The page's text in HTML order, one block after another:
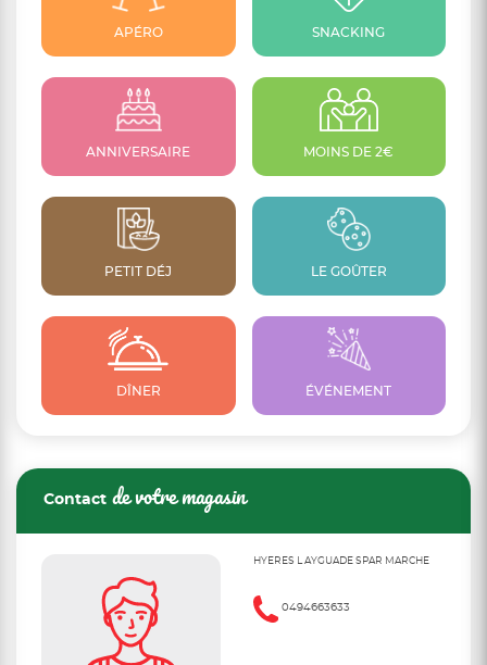
APÉRO SNACKING
ANNIVERSAIRE MOINS DE 2€
PETIT DÉJ LE GOÛTER
DÎNER ÉVÉNEMENT
Contact de votre magasin
HYERES L AYGUADE SPAR MARCHE
0494663633